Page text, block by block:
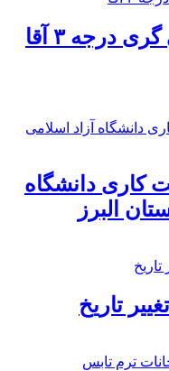
درجه ۳ آقا
کاری دانشگاه
البرز
تاریخ